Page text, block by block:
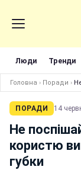
Люди Тренди
Головна › Поради ›
ПОРАДИ 14
Не
користю
губки